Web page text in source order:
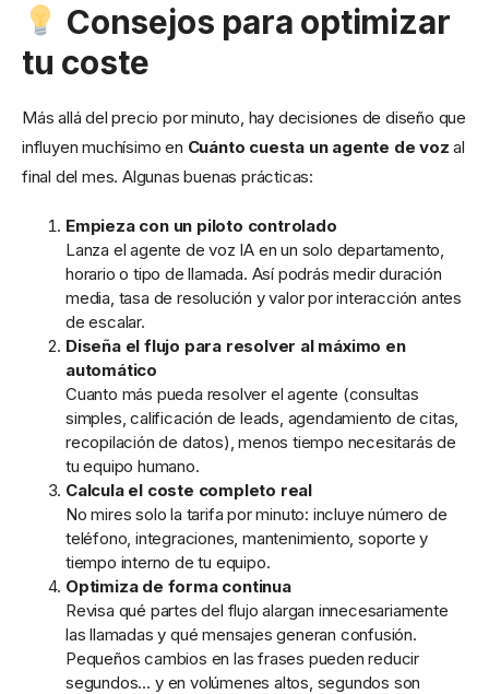
Consejos para optimizar
tu coste
Más allá del precio por minuto, hay decisiones de diseño que
influyen muchísimo en Cuánto cuesta un agente de voz al
final del mes. Algunas buenas prácticas:
Empieza con un piloto controlado
Lanza el agente de voz IA en un solo departamento,
horario o tipo de llamada. Así podrás medir duración
media, tasa de resolución y valor por interacción antes
de escalar.
Diseña el flujo para resolver al máximo en
automático
Cuanto más pueda resolver el agente (consultas
simples, calificación de leads, agendamiento de citas,
recopilación de datos), menos tiempo necesitarás de
tu equipo humano.
Calcula el coste completo real
No mires solo la tarifa por minuto: incluye número de
teléfono, integraciones, mantenimiento, soporte y
tiempo interno de tu equipo.
Optimiza de forma continua
Revisa qué partes del flujo alargan innecesariamente
las llamadas y qué mensajes generan confusión.
Pequeños cambios en las frases pueden reducir
segundos… y en volúmenes altos, segundos son